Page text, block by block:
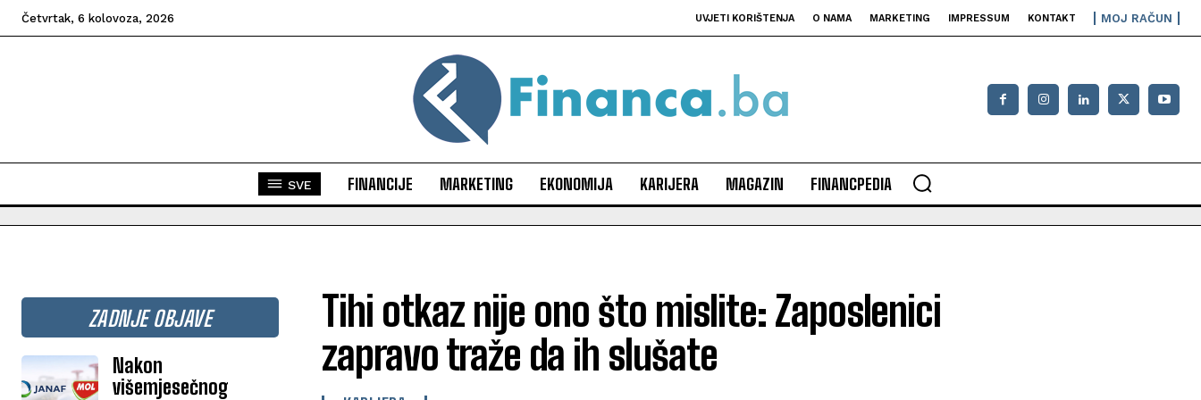
Četvrtak, 6 kolovoza, 2026 UVJETI KORIŠTENJA O NAMA MARKETING IMPRESSUM KONTAKT MOJ RAČUN
SVE FINANCIJE MARKETING EKONOMIJA KARIJERA MAGAZIN FINANCPEDIA
ZADNJE OBJAVE
Nakon
višemjesečnog
Tihi otkaz nije ono što mislite: Zaposlenici
zapravo traže da ih slušate